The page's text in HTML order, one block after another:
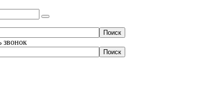
звонок